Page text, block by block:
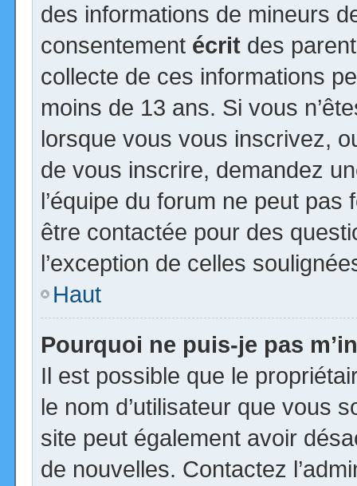
des informations de mineurs
consentement écrit des
collecte de ces informations
moins de 13 ans. Si vous
lorsque vous vous inscrivez,
de vous inscrire, demandez
l’équipe du forum ne peut
être contactée pour des
l’exception de celles
Haut
Pourquoi ne puis-je pas
Il est possible que le
le nom d’utilisateur que vous
site peut également avoir
de nouvelles. Contactez